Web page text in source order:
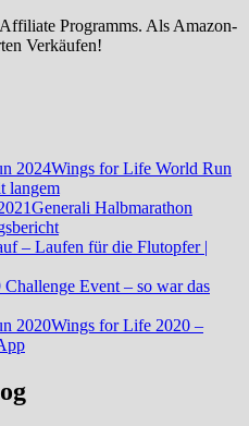
Programms. Als Amazon-
Verkäufen!
Wings for Life World Run
langem
Generali Halbmarathon
– Laufen für die Flutopfer |
Challenge Event – so war das
Wings for Life 2020 –